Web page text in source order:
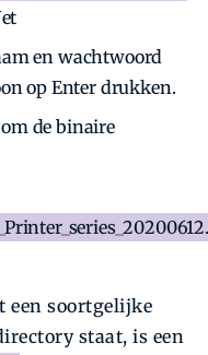
en wachtwoord
op ­Enter drukken.
om de binaire
een soortgelijke
staat, is een